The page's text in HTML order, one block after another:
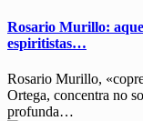
Rosario Murillo:
espiritistas…
Rosario Murillo,
Ortega, concentra no
profunda…